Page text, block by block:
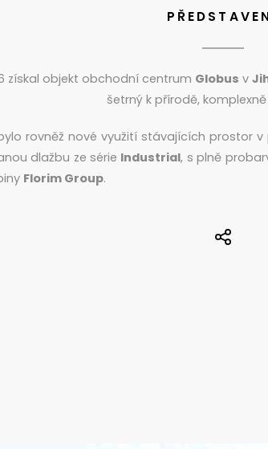
získal objekt obchodní centrum Globus v
šetrný k přírodě,
rovněž nové využití stávajících prostor
dlažbu ze série Industrial, s plně
Florim Group.